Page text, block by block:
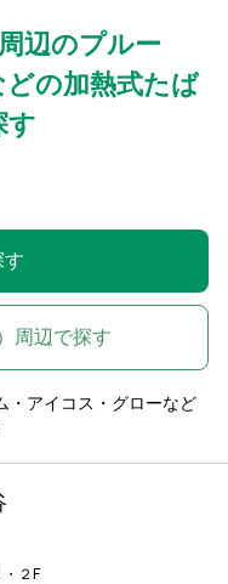
辺のプルー
の加熱式たば
す
周辺で探す
・アイコス・グローなど
２F